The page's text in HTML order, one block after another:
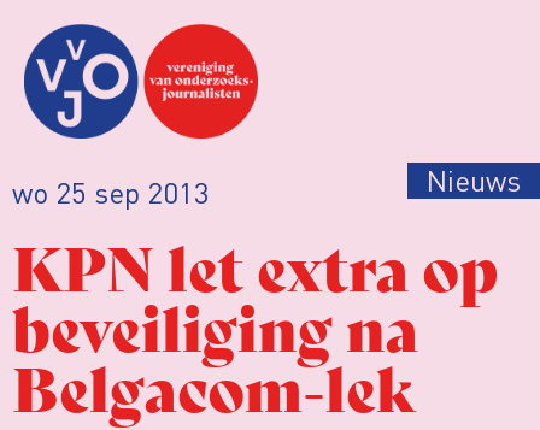
wo 25 sep 2013 Nieuws
KPN let extra op
beveiliging na
Belgacom-lek